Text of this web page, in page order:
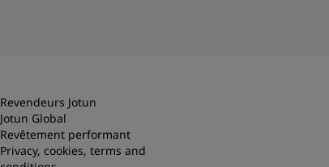
Revendeurs Jotun
Jotun Global
Revêtement performant
Privacy, cookies, terms and